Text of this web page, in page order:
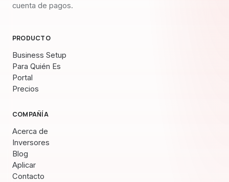
cuenta de pagos.
PRODUCTO
Business Setup
Para Quién Es
Portal
Precios
COMPAÑÍA
Acerca de
Inversores
Blog
Aplicar
Contacto